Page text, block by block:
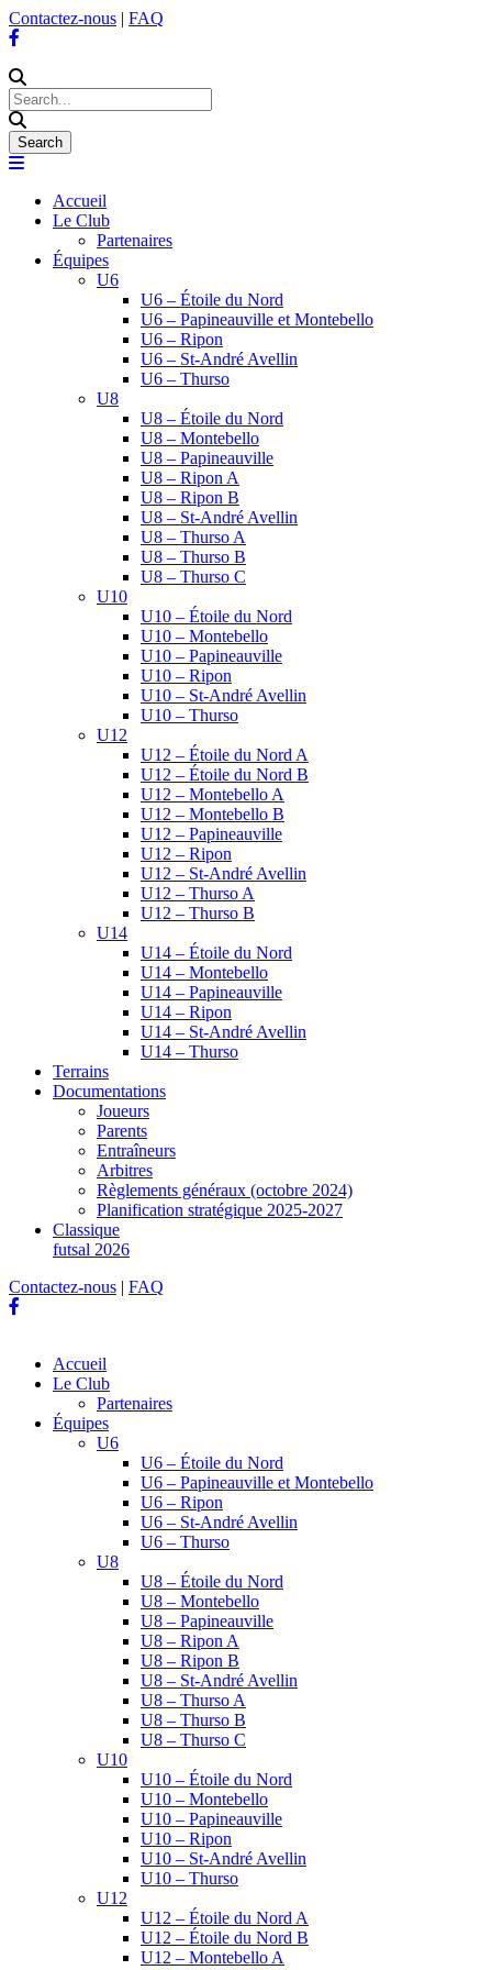
Contactez-nous | FAQ
Accueil
Le Club
Partenaires
Équipes
U6
U6 – Étoile du Nord
U6 – Papineauville et Montebello
U6 – Ripon
U6 – St-André Avellin
U6 – Thurso
U8
U8 – Étoile du Nord
U8 – Montebello
U8 – Papineauville
U8 – Ripon A
U8 – Ripon B
U8 – St-André Avellin
U8 – Thurso A
U8 – Thurso B
U8 – Thurso C
U10
U10 – Étoile du Nord
U10 – Montebello
U10 – Papineauville
U10 – Ripon
U10 – St-André Avellin
U10 – Thurso
U12
U12 – Étoile du Nord A
U12 – Étoile du Nord B
U12 – Montebello A
U12 – Montebello B
U12 – Papineauville
U12 – Ripon
U12 – St-André Avellin
U12 – Thurso A
U12 – Thurso B
U14
U14 – Étoile du Nord
U14 – Montebello
U14 – Papineauville
U14 – Ripon
U14 – St-André Avellin
U14 – Thurso
Terrains
Documentations
Joueurs
Parents
Entraîneurs
Arbitres
Règlements généraux (octobre 2024)
Planification stratégique 2025-2027
Classique
futsal 2026
Contactez-nous | FAQ
Accueil
Le Club
Partenaires
Équipes
U6
U6 – Étoile du Nord
U6 – Papineauville et Montebello
U6 – Ripon
U6 – St-André Avellin
U6 – Thurso
U8
U8 – Étoile du Nord
U8 – Montebello
U8 – Papineauville
U8 – Ripon A
U8 – Ripon B
U8 – St-André Avellin
U8 – Thurso A
U8 – Thurso B
U8 – Thurso C
U10
U10 – Étoile du Nord
U10 – Montebello
U10 – Papineauville
U10 – Ripon
U10 – St-André Avellin
U10 – Thurso
U12
U12 – Étoile du Nord A
U12 – Étoile du Nord B
U12 – Montebello A